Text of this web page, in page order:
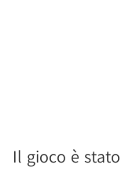
Il gioco è stato